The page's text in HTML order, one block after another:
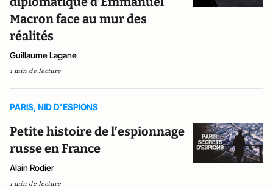
Macron face au mur des
réalités
Guillaume Lagane
1 min de lecture
PARIS, NID D’ESPIONS
Petite histoire de l’espionnage
russe en France
Alain Rodier
1 min de lecture